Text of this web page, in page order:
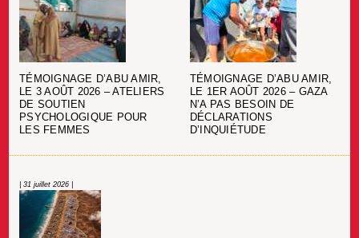
TÉMOIGNAGE D’ABU AMIR,
LE 3 AOÛT 2026 – ATELIERS
DE SOUTIEN
PSYCHOLOGIQUE POUR
LES FEMMES
TÉMOIGNAGE D’ABU AMIR,
LE 1ER AOÛT 2026 – GAZA
N’A PAS BESOIN DE
DÉCLARATIONS
D’INQUIÉTUDE
| 31 juillet 2026 |